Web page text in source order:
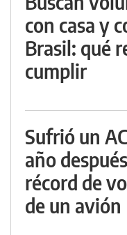
con casa y
Brasil: qué
cumplir
Sufrió un
año
récord de
de un avión